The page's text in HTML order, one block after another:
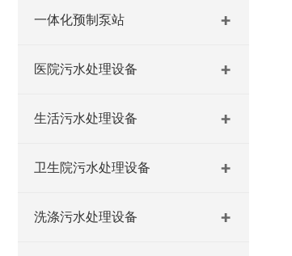
一体化预制泵站
医院污水处理设备
生活污水处理设备
卫生院污水处理设备
洗涤污水处理设备